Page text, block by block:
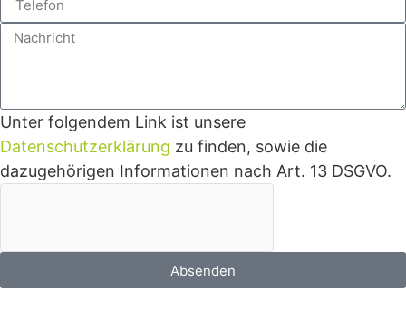
Unter folgendem Link ist unsere
Datenschutzerklärung zu finden, sowie die
dazugehörigen Informationen nach Art. 13 DSGVO.
Absenden